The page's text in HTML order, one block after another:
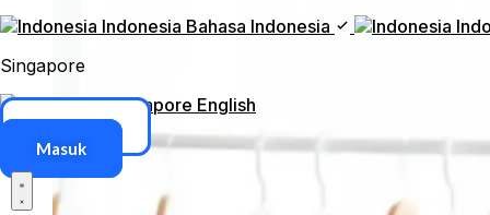
Indonesia Bahasa Indonesia
Singapore
Singapore English
Masuk